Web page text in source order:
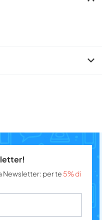
Newsletter: per te 5% di